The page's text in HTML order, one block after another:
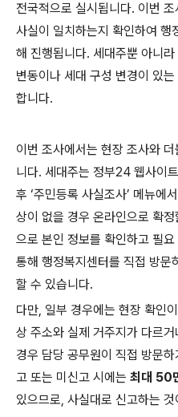
전국적으로 실시됩니다. 이번
사실이 일치하는지 확인하여 행
해 진행됩니다. 세대주뿐 아니
변동이나 세대 구성 변경이 있
합니다.
이번 조사에서는 현장 조사와 더
니다. 세대주는 정부24 웹사이
후 ‘주민등록 사실조사’ 메뉴에
상이 없을 경우 온라인으로 확
으로 본인 정보를 확인하고 필
통해 행정복지센터를 직접 방문
할 수 있습니다.
다만, 일부 경우에는 현장 확인
상 주소와 실제 거주지가 다르
경우 담당 공무원이 직접 방문
고 또는 미신고 시에는 최대 50
있으므로, 사실대로 신고하는